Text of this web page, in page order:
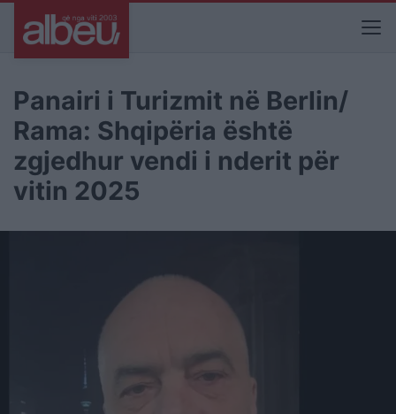
Panairi i Turizmit në Berlin/
Rama: Shqipëria është
zgjedhur vendi i nderit për
vitin 2025